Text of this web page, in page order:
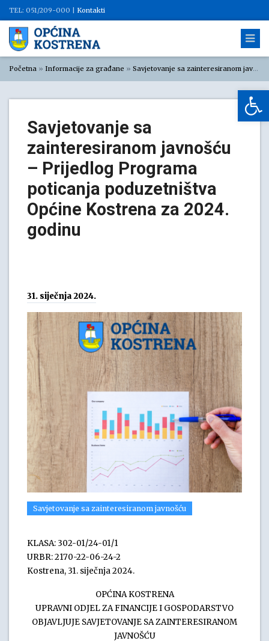
TEL: 051/209-000 | Kontakti
Početna » Informacije za građane » Savjetovanje sa zainteresiranom javnošću
Savjetovanje sa
zainteresiranom javnošću
– Prijedlog Programa
poticanja poduzetništva
Općine Kostrena za 2024.
godinu
31. siječnja 2024.
Savjetovanje sa zainteresiranom javnošću
KLASA: 302-01/24-01/1
URBR: 2170-22-06-24-2
Kostrena, 31. siječnja 2024.
OPĆINA KOSTRENA
UPRAVNI ODJEL ZA FINANCIJE I GOSPODARSTVO
OBJAVLJUJE SAVJETOVANJE SA ZAINTERESIRANOM
JAVNOŠĆU